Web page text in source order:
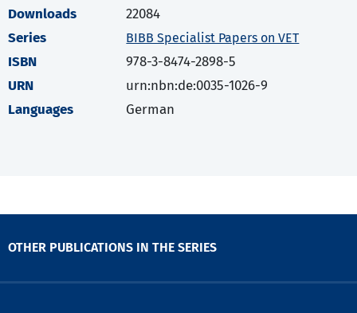
Downloads
22084
Series
BIBB Specialist Papers on VET
ISBN
978-3-8474-2898-5
URN
urn:nbn:de:0035-1026-9
Languages
German
OTHER PUBLICATIONS IN THE SERIES